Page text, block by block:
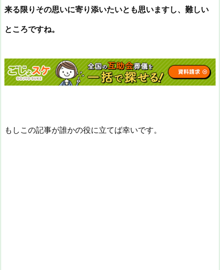
来る限りその思いに寄り添いたいとも思いますし、難しい
ところですね。
もしこの記事が誰かの役に立てば幸いです。